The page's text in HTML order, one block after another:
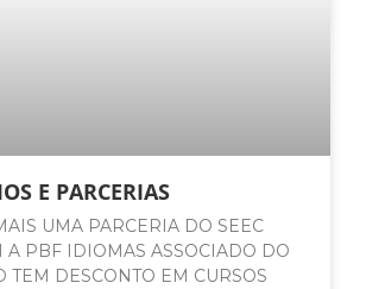
E PARCERIAS
UMA PARCERIA DO SEEC
A PBF IDIOMAS ASSOCIADO DO
TEM DESCONTO EM CURSOS